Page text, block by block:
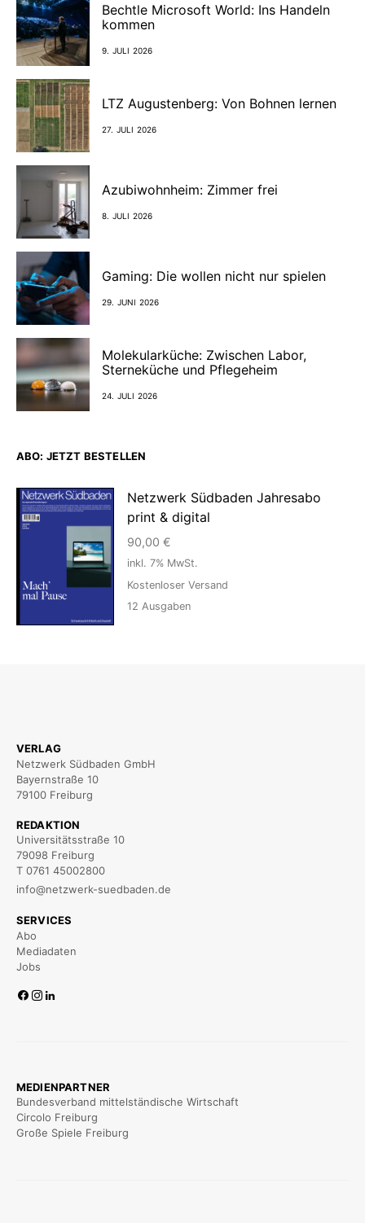
Bechtle Microsoft World: Ins Handeln
kommen
9. JULI 2026
LTZ Augustenberg: Von Bohnen lernen
27. JULI 2026
Azubiwohnheim: Zimmer frei
8. JULI 2026
Gaming: Die wollen nicht nur spielen
29. JUNI 2026
Molekularküche: Zwischen Labor,
Sterneküche und Pflegeheim
24. JULI 2026
ABO: JETZT BESTELLEN
Netzwerk Südbaden Jahresabo
print & digital
90,00 €
inkl. 7% MwSt.
Kostenloser Versand
12 Ausgaben
VERLAG
Netzwerk Südbaden GmbH
Bayernstraße 10
79100 Freiburg
REDAKTION
Universitätsstraße 10
79098 Freiburg
T 0761 45002800
info@netzwerk-suedbaden.de
SERVICES
Abo
Mediadaten
Jobs
MEDIENPARTNER
Bundesverband mittelständische Wirtschaft
Circolo Freiburg
Große Spiele Freiburg